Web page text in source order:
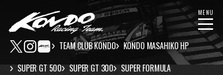
TEAM CLUB KONDO KONDO MASAHIKO HP
MENU
SUPER GT 500 SUPER GT 300
SUPER FORMULA